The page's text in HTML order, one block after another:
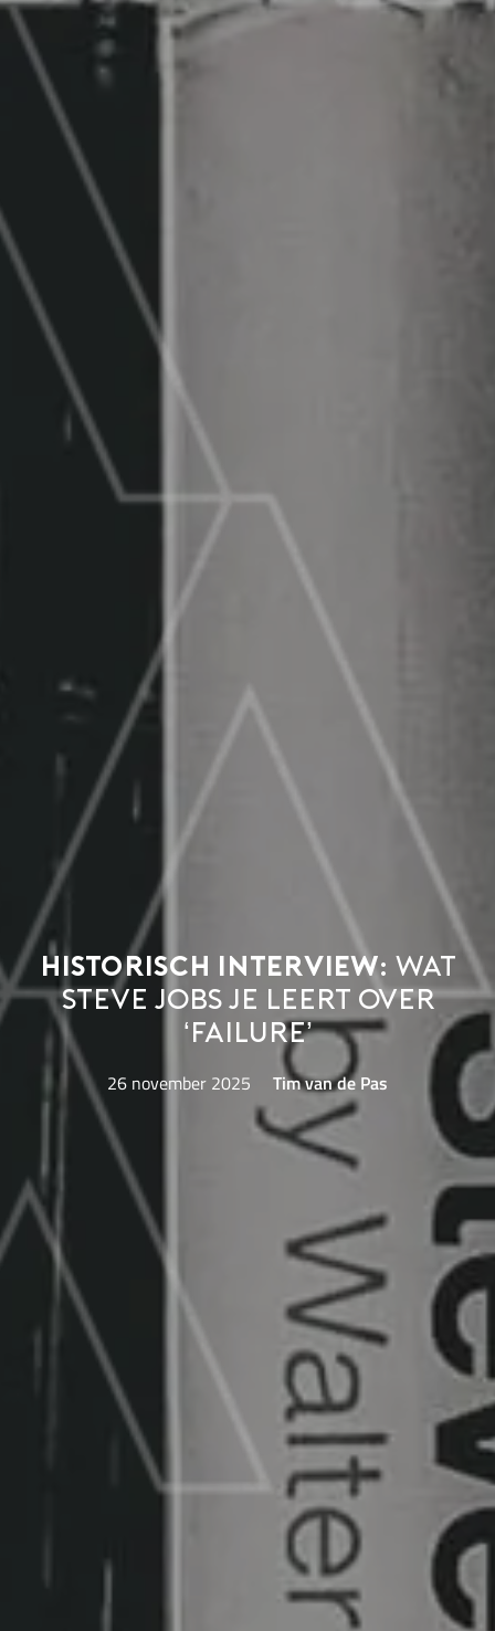
Historisch interview: wat
Steve Jobs je leert over
‘failure’
26 november 2025 Tim van de Pas